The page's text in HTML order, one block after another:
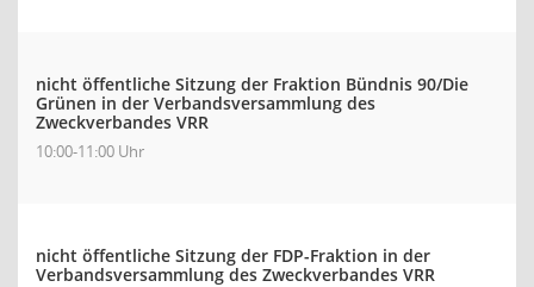
nicht öffentliche Sitzung der Fraktion Bündnis 90/Die
Grünen in der Verbandsversammlung des
Zweckverbandes VRR
10:00-11:00 Uhr
nicht öffentliche Sitzung der FDP-Fraktion in der
Verbandsversammlung des Zweckverbandes VRR